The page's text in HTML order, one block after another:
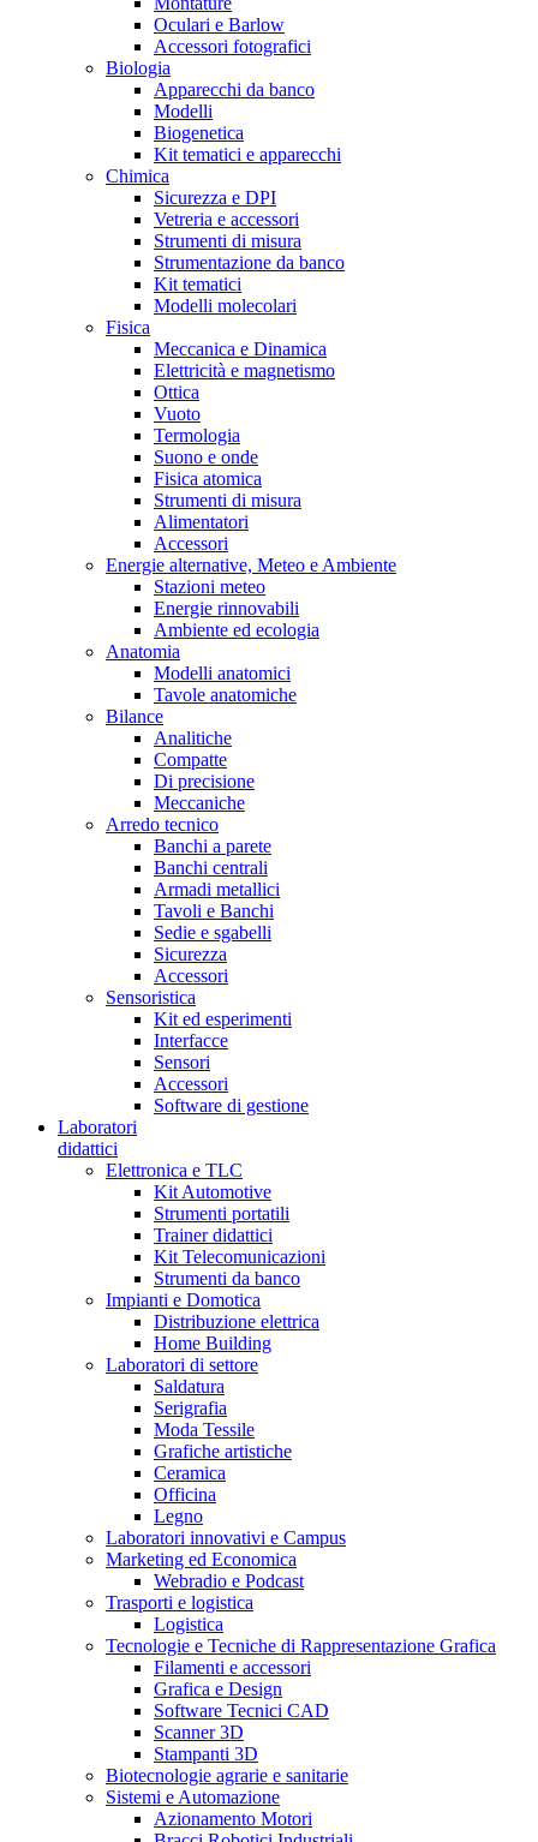
Oculari e Barlow
Accessori fotografici
Biologia
Apparecchi da banco
Modelli
Biogenetica
Kit tematici e apparecchi
Chimica
Sicurezza e DPI
Vetreria e accessori
Strumenti di misura
Strumentazione da banco
Kit tematici
Modelli molecolari
Fisica
Meccanica e Dinamica
Elettricità e magnetismo
Ottica
Vuoto
Termologia
Suono e onde
Fisica atomica
Strumenti di misura
Alimentatori
Accessori
Energie alternative, Meteo e Ambiente
Stazioni meteo
Energie rinnovabili
Ambiente ed ecologia
Anatomia
Modelli anatomici
Tavole anatomiche
Bilance
Analitiche
Compatte
Di precisione
Meccaniche
Arredo tecnico
Banchi a parete
Banchi centrali
Armadi metallici
Tavoli e Banchi
Sedie e sgabelli
Sicurezza
Accessori
Sensoristica
Kit ed esperimenti
Interfacce
Sensori
Accessori
Software di gestione
Laboratori
didattici
Elettronica e TLC
Kit Automotive
Strumenti portatili
Trainer didattici
Kit Telecomunicazioni
Strumenti da banco
Impianti e Domotica
Distribuzione elettrica
Home Building
Laboratori di settore
Saldatura
Serigrafia
Moda Tessile
Grafiche artistiche
Ceramica
Officina
Legno
Laboratori innovativi e Campus
Marketing ed Economica
Webradio e Podcast
Trasporti e logistica
Logistica
Tecnologie e Tecniche di Rappresentazione Grafica
Filamenti e accessori
Grafica e Design
Software Tecnici CAD
Scanner 3D
Stampanti 3D
Biotecnologie agrarie e sanitarie
Sistemi e Automazione
Azionamento Motori